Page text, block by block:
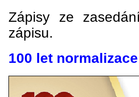
Zápisy ze
zápisu.
100 let